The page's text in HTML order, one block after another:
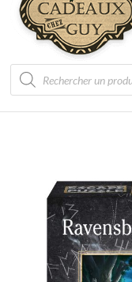
Recherche
de
produits